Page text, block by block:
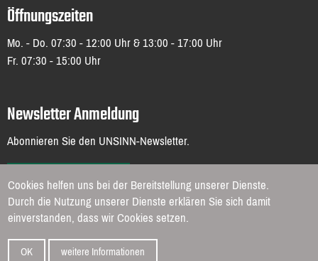
Öffnungszeiten
Mo. - Do. 07:30 - 12:00 Uhr & 13:00 - 17:00 Uhr
Fr. 07:30 - 15:00 Uhr
Newsletter Anmeldung
Abonnieren Sie den UNSINN-Newsletter.
ZUR ANMELDUNG
Impressum
Cookies helfen uns bei der Bereitstellung unserer Dienste.
Durch die Nutzung unserer Dienste erklären Sie sich damit
einverstanden, dass wir Cookies setzen.
OK weitere Informationen